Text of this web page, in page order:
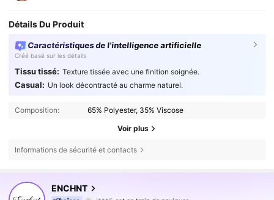
Détails Du Produit
Caractéristiques de l'intelligence artificielle
Créé basé sur les détails
Tissu tissé: Texture tissée avec une finition soignée.
Casual: Un look décontracté au charme naturel.
Composition: 65% Polyester, 35% Viscose
Voir plus
Informations de sécurité et contacts
ENCHNT